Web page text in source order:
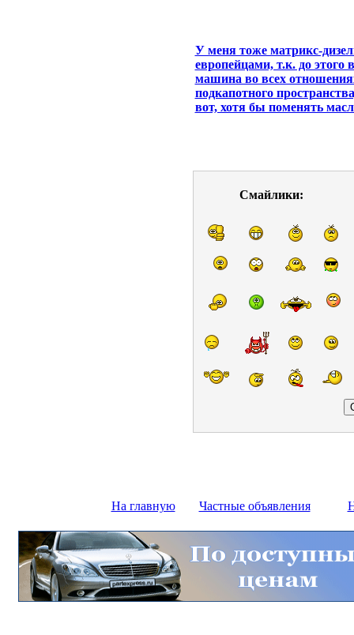
У меня тоже матрикс-
европейцами, т.к. до этого
машина во всех
подкапотного
вот, хотя бы поменять
Смайлики:
На главную Частные объявления